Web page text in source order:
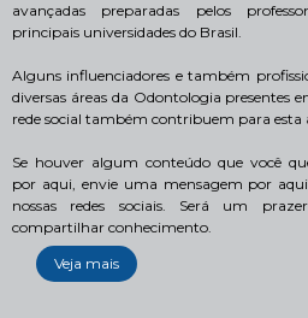
avançadas preparadas pelos
principais universidades do Brasil.
Alguns influenciadores e também
diversas áreas da Odontologia presentes
rede social também contribuem para esta
Se houver algum conteúdo que você
por aqui, envie uma mensagem por
nossas redes sociais. Será um
compartilhar conhecimento.
Veja mais